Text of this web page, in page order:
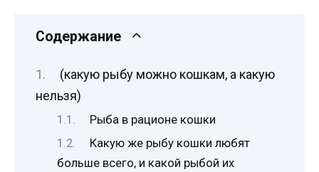
Содержание
(какую рыбу можно кошкам, а какую
нельзя)
Рыба в рационе кошки
Какую же рыбу кошки любят
больше всего, и какой рыбой их